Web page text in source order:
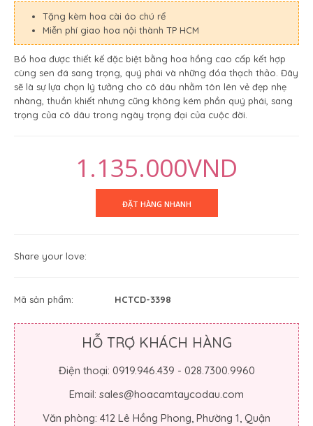
Tặng kèm hoa cài áo chú rể
Miễn phí giao hoa nội thành TP HCM
Bó hoa được thiết kế đặc biệt bằng hoa hồng cao cấp kết hợp
cùng sen đá sang trọng, quý phái và những đóa thạch thảo. Đây
sẽ là sự lựa chọn lý tưởng cho cô dâu nhằm tôn lên vẻ đẹp nhẹ
nhàng, thuần khiết nhưng cũng không kém phần quý phái, sang
trọng của cô dâu trong ngày trọng đại của cuộc đời.
1.135.000VND
Share your love:
Mã sản phẩm: HCTCD-3398
HỖ TRỢ KHÁCH HÀNG
Điện thoại: 0919.946.439 - 028.7300.9960
Email: sales@hoacamtaycodau.com
Văn phòng: 412 Lê Hồng Phong, Phường 1, Quận